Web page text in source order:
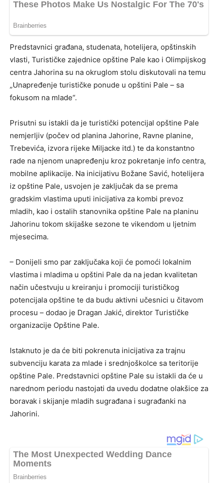
Predstavnici građana, studenata, hotelijera, opštinskih
vlasti, Turističke zajednice opštine Pale kao i Olimpijskog
centra Jahorina su na okruglom stolu diskutovali na temu
„Unapređenje turističke ponude u opštini Pale – sa
fokusom na mlade“.
Prisutni su istakli da je turistički potencijal opštine Pale
nemjerljiv (počev od planina Jahorine, Ravne planine,
Trebevića, izvora rijeke Miljacke itd.) te da konstantno
rade na njenom unapređenju kroz pokretanje info centra,
mobilne aplikacije. Na inicijativu Božane Savić, hotelijera
iz opštine Pale, usvojen je zaključak da se prema
gradskim vlastima uputi inicijativa za kombi prevoz
mladih, kao i ostalih stanovnika opštine Pale na planinu
Jahorinu tokom skijaške sezone te vikendom u ljetnim
mjesecima.
– Donijeli smo par zaključaka koji će pomoći lokalnim
vlastima i mladima u opštini Pale da na jedan kvalitetan
način učestvuju u kreiranju i promociji turističkog
potencijala opštine te da budu aktivni učesnici u čitavom
procesu – dodao je Dragan Jakić, direktor Turističke
organizacije Opštine Pale.
Istaknuto je da će biti pokrenuta inicijativa za trajnu
subvenciju karata za mlade i srednjoškolce sa teritorije
opštine Pale. Predstavnici opštine Pale su istakli da će u
narednom periodu nastojati da uvedu dodatne olakšice za
boravak i skijanje mladih sugrađana i sugrađanki na
Jahorini.